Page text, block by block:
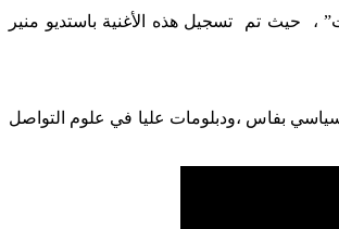
، حيث تم تسجيل هذه الأغنية باستديو منير
بفاس ،ودبلومات عليا في علوم التواصل